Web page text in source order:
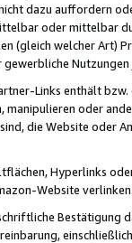
dazu auffordern
oder mittelbar
(gleich welcher Art)
Links enthält
manipulieren oder
die Website oder
Hyperlinks
Website